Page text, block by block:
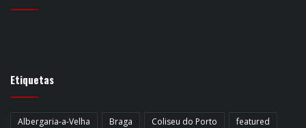
Etiquetas
Albergaria-a-Velha Braga Coliseu do Porto
featured